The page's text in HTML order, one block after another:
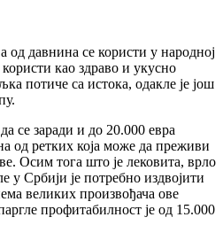
од давнина се користи у народној
као здраво и укусно
потиче са истока, одакле је још
се заради и до 20.000 евра
од ретких која може да преживи
Осим тога што је лековита, врло
у Србији је потребно издвојити
великих произвођача ове
профитабилност је од 15.000